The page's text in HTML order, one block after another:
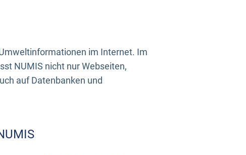
im Internet. Im
NUMIS nicht nur Webseiten,
auf Datenbanken und